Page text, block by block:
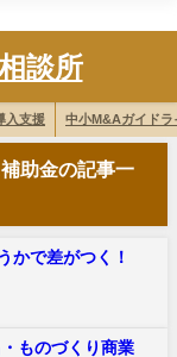
談所
入支援 中小M&Aガイドラ
助金の記事一
かで差がつく！
ものづくり商業